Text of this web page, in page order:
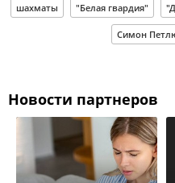
шахматы "Белая гвардия"
Симон
Новости партнеров